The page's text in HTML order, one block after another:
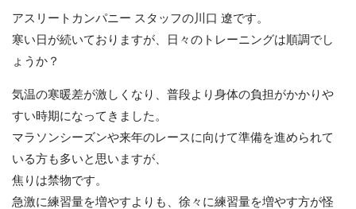
アスリートカンパニー スタッフの川口 遼です。
寒い日が続いておりますが、日々のトレーニングは順調でし
ょうか？
気温の寒暖差が激しくなり、普段より身体の負担がかかりや
すい時期になってきました。
マラソンシーズンや来年のレースに向けて準備を進められて
いる方も多いと思いますが、
焦りは禁物です。
急激に練習量を増やすよりも、徐々に練習量を増やす方が怪